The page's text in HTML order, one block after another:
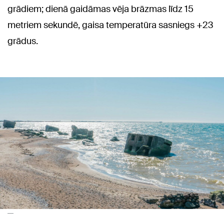
grādiem; dienā gaidāmas vēja brāzmas līdz 15
metriem sekundē, gaisa temperatūra sasniegs +23
grādus.